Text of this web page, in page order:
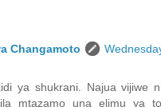
Changamoto
ya shukrani. Najua vijiwe
mtazamo una elimu ya